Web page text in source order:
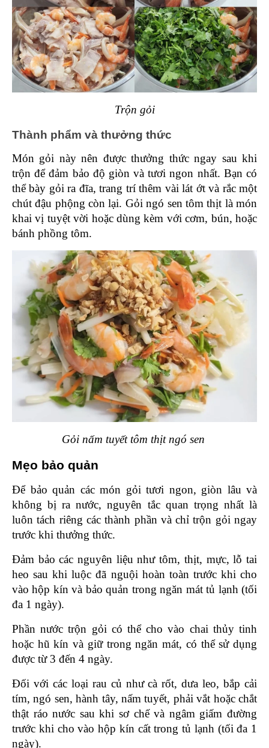
Trộn gỏi
Thành phẩm và thưởng thức
Món gỏi này nên được thưởng thức ngay sau khi
trộn để đảm bảo độ giòn và tươi ngon nhất. Bạn có
thể bày gỏi ra đĩa, trang trí thêm vài lát ớt và rắc một
chút đậu phộng còn lại. Gỏi ngó sen tôm thịt là món
khai vị tuyệt vời hoặc dùng kèm với cơm, bún, hoặc
bánh phồng tôm.
Gỏi nấm tuyết tôm thịt ngó sen
Mẹo bảo quản
Để bảo quản các món gỏi tươi ngon, giòn lâu và
không bị ra nước, nguyên tắc quan trọng nhất là
luôn tách riêng các thành phần và chỉ trộn gỏi ngay
trước khi thưởng thức.
Đảm bảo các nguyên liệu như tôm, thịt, mực, lỗ tai
heo sau khi luộc đã nguội hoàn toàn trước khi cho
vào hộp kín và bảo quản trong ngăn mát tủ lạnh (tối
đa 1 ngày).
Phần nước trộn gỏi có thể cho vào chai thủy tinh
hoặc hũ kín và giữ trong ngăn mát, có thể sử dụng
được từ 3 đến 4 ngày.
Đối với các loại rau củ như cà rốt, dưa leo, bắp cải
tím, ngó sen, hành tây, nấm tuyết, phải vắt hoặc chắt
thật ráo nước sau khi sơ chế và ngâm giấm đường
trước khi cho vào hộp kín cất trong tủ lạnh (tối đa 1
ngày).